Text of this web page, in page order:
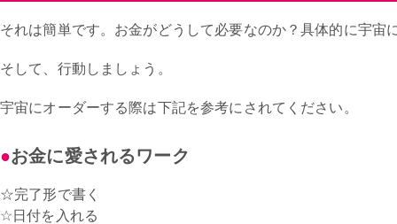
それは簡単です。お金がどうして必要なのか？具体的に宇宙
そして、行動しましょう。
宇宙にオーダーする際は下記を参考にされてください。
お金に愛されるワーク
☆完了形で書く
☆日付を入れる